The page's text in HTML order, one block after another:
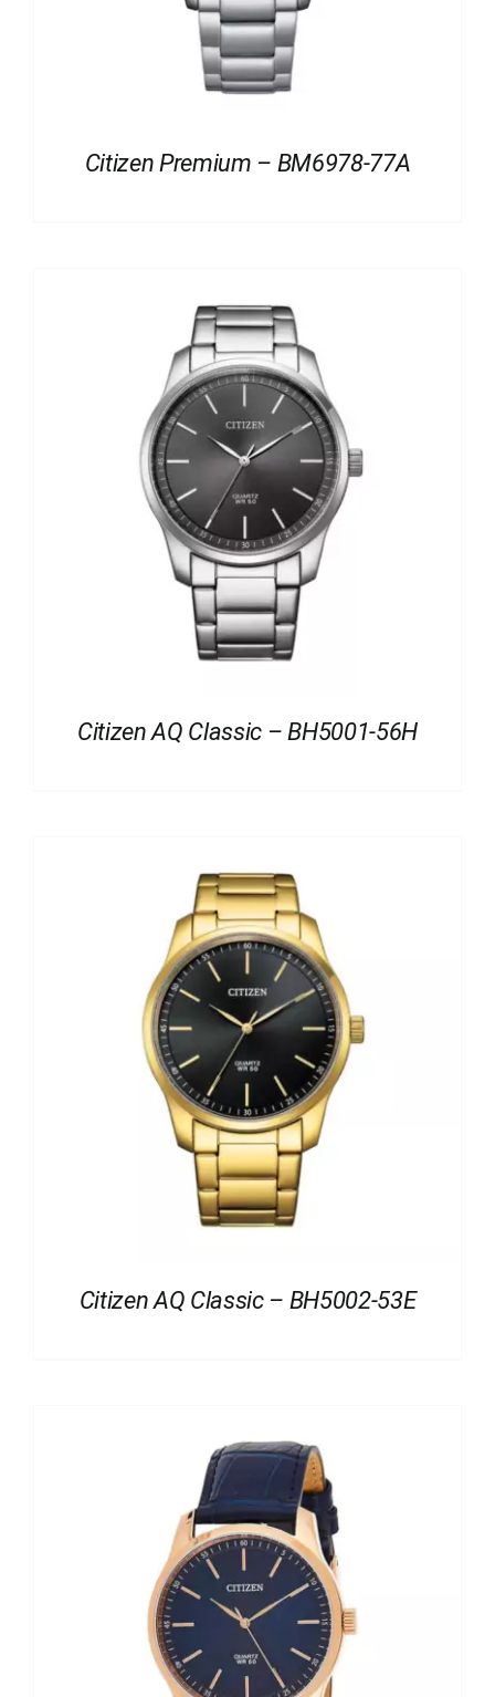
Citizen Premium – BM6978-77A
Citizen AQ Classic – BH5001-56H
Citizen AQ Classic – BH5002-53E